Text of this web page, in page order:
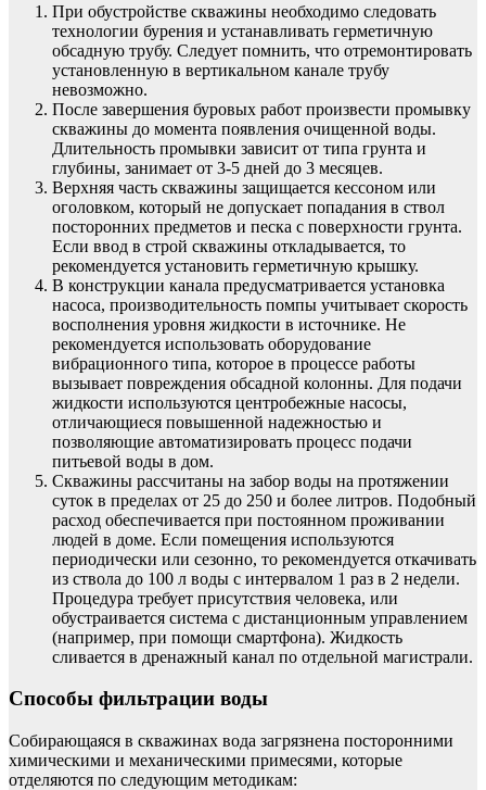
При обустройстве скважины необходимо следовать
технологии бурения и устанавливать герметичную
обсадную трубу. Следует помнить, что отремонтировать
установленную в вертикальном канале трубу
невозможно.
После завершения буровых работ произвести промывку
скважины до момента появления очищенной воды.
Длительность промывки зависит от типа грунта и
глубины, занимает от 3-5 дней до 3 месяцев.
Верхняя часть скважины защищается кессоном или
оголовком, который не допускает попадания в ствол
посторонних предметов и песка с поверхности грунта.
Если ввод в строй скважины откладывается, то
рекомендуется установить герметичную крышку.
В конструкции канала предусматривается установка
насоса, производительность помпы учитывает скорость
восполнения уровня жидкости в источнике. Не
рекомендуется использовать оборудование
вибрационного типа, которое в процессе работы
вызывает повреждения обсадной колонны. Для подачи
жидкости используются центробежные насосы,
отличающиеся повышенной надежностью и
позволяющие автоматизировать процесс подачи
питьевой воды в дом.
Скважины рассчитаны на забор воды на протяжении
суток в пределах от 25 до 250 и более литров. Подобный
расход обеспечивается при постоянном проживании
людей в доме. Если помещения используются
периодически или сезонно, то рекомендуется откачивать
из ствола до 100 л воды с интервалом 1 раз в 2 недели.
Процедура требует присутствия человека, или
обустраивается система с дистанционным управлением
(например, при помощи смартфона). Жидкость
сливается в дренажный канал по отдельной магистрали.
Способы фильтрации воды
Собирающаяся в скважинах вода загрязнена посторонними
химическими и механическими примесями, которые
отделяются по следующим методикам: